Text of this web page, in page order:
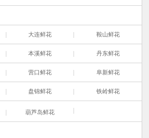
大连鲜花 鞍山鲜花
本溪鲜花 丹东鲜花
营口鲜花 阜新鲜花
盘锦鲜花 铁岭鲜花
葫芦岛鲜花